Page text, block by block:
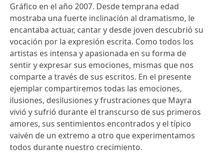
Gráfico en el año 2007. Desde temprana edad
mostraba una fuerte inclinación al dramatismo, le
encantaba actuar, cantar y desde joven descubrió su
vocación por la expresión escrita. Como todos los
artistas es intensa y apasionada en su forma de
sentir y expresar sus emociones, mismas que nos
comparte a través de sus escritos. En el presente
ejemplar compartiremos todas las emociones,
ilusiones, desilusiones y frustraciones que Mayra
vivió y sufrió durante el transcurso de sus primeros
amores, sus sentimientos encontrados y el típico
vaivén de un extremo a otro que experimentamos
todos durante nuestro crecimiento.